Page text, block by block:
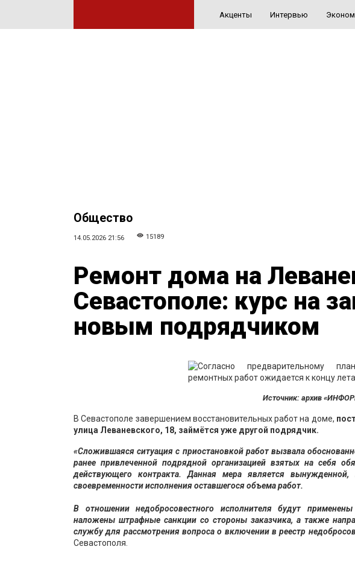
Акценты Интервью
Общество
14.05.2026 21:56 15189
Ремонт дома на
Севастополе: курс на
новым подрядчиком
Источник: архив
В Севастополе завершением восстановительных работ на доме,
улица Леваневского, 18, займётся уже другой подрядчик.
«Сложившаяся ситуация с приостановкой работ вызвала
ранее привлеченной подрядной организацией взятых на себя
действующего контракта. Данная мера является
своевременности исполнения оставшегося объема работ.
В отношении недобросовестного исполнителя будут
наложены штрафные санкции со стороны заказчика, а также
службу для рассмотрения вопроса о включении в реестр
Севастополя.